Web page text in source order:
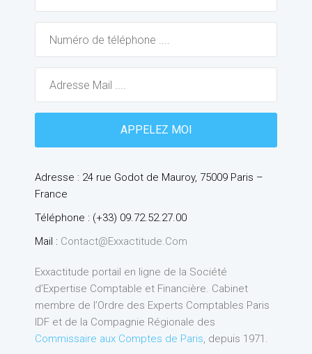
Adresse : 24 rue Godot de Mauroy, 75009 Paris –
France
Téléphone : (+33) 09.72.52.27.00
Mail : Contact@exxactitude.com
Exxactitude portail en ligne de la Société
d’Expertise Comptable et Financière. Cabinet
membre de l’Ordre des Experts Comptables Paris
IDF et de la Compagnie Régionale des
Commissaire aux Comptes de Paris, depuis 1971.